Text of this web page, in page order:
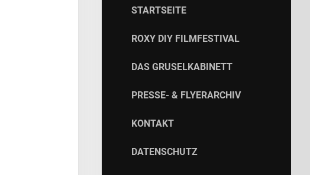
STARTSEITE
ROXY DIY FILMFESTIVAL
DAS GRUSELKABINETT
PRESSE- & FLYERARCHIV
KONTAKT
DATENSCHUTZ